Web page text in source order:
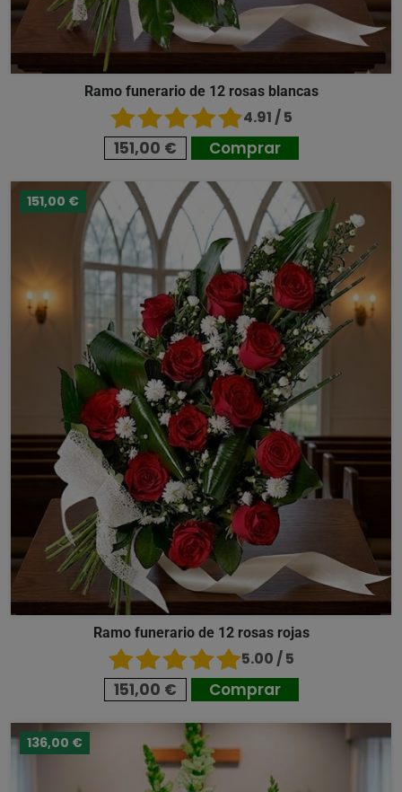
Ramo funerario de 12 rosas blancas
4.91 / 5
151,00 € Comprar
151,00 €
Ramo funerario de 12 rosas rojas
5.00 / 5
151,00 € Comprar
136,00 €